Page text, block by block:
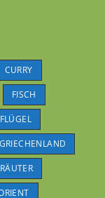
CURRY
FISCH
GRIECHENLAND